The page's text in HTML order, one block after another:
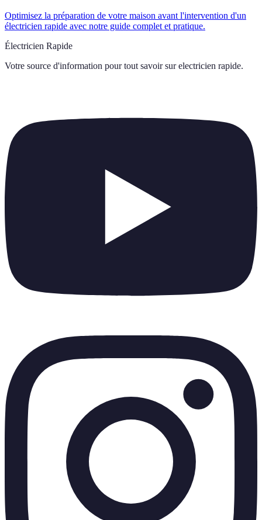
Optimisez la préparation de votre maison avant l'intervention d'un
électricien rapide avec notre guide complet et pratique.
Électricien Rapide
Votre source d'information pour tout savoir sur electricien rapide.